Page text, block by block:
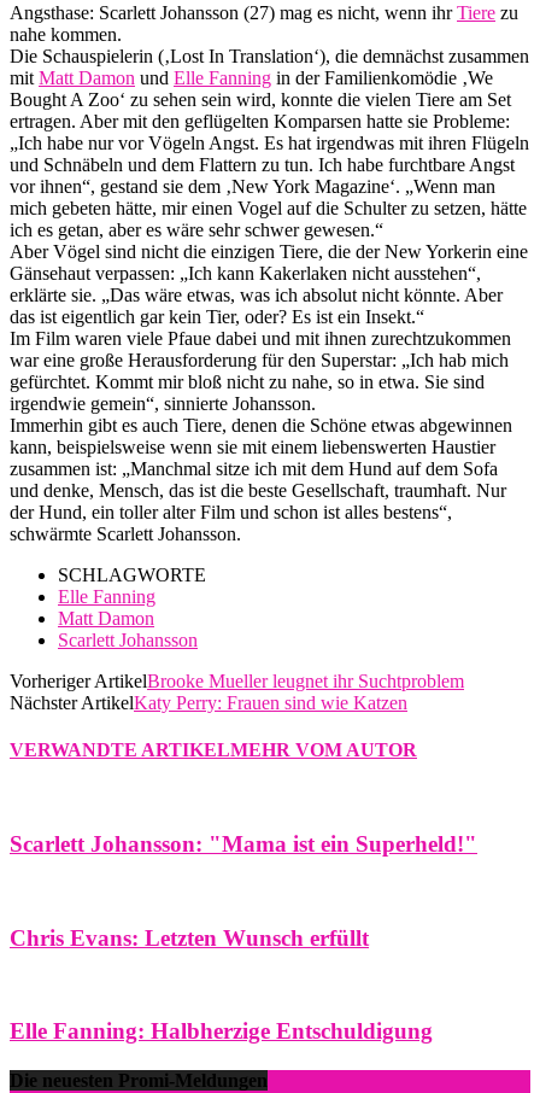
Angsthase: Scarlett Johansson (27) mag es nicht, wenn ihrTiere zu
nahe kommen.
Die Schauspielerin (‚Lost In Translation‘), die demnächst zusammen
mit Matt Damon und Elle Fanning in der Familienkomödie ‚We
Bought A Zoo‘ zu sehen sein wird, konnte die vielen Tiere am Set
ertragen. Aber mit den geflügelten Komparsen hatte sie Probleme:
„Ich habe nur vor Vögeln Angst. Es hat irgendwas mit ihren Flügeln
und Schnäbeln und dem Flattern zu tun. Ich habe furchtbare Angst
vor ihnen“, gestand sie dem ‚New York Magazine‘. „Wenn man
mich gebeten hätte, mir einen Vogel auf die Schulter zu setzen, hätte
ich es getan, aber es wäre sehr schwer gewesen.“
Aber Vögel sind nicht die einzigen Tiere, die der New Yorkerin eine
Gänsehaut verpassen: „Ich kann Kakerlaken nicht ausstehen“,
erklärte sie. „Das wäre etwas, was ich absolut nicht könnte. Aber
das ist eigentlich gar kein Tier, oder? Es ist ein Insekt.“
Im Film waren viele Pfaue dabei und mit ihnen zurechtzukommen
war eine große Herausforderung für den Superstar: „Ich hab mich
gefürchtet. Kommt mir bloß nicht zu nahe, so in etwa. Sie sind
irgendwie gemein“, sinnierte Johansson.
Immerhin gibt es auch Tiere, denen die Schöne etwas abgewinnen
kann, beispielsweise wenn sie mit einem liebenswerten Haustier
zusammen ist: „Manchmal sitze ich mit dem Hund auf dem Sofa
und denke, Mensch, das ist die beste Gesellschaft, traumhaft. Nur
der Hund, ein toller alter Film und schon ist alles bestens“,
schwärmte Scarlett Johansson.
SCHLAGWORTE
Elle Fanning
Matt Damon
Scarlett Johansson
Vorheriger ArtikelBrooke Mueller leugnet ihr Suchtproblem
Nächster ArtikelKaty Perry: Frauen sind wie Katzen
VERWANDTE ARTIKELMEHR VOM AUTOR
Scarlett Johansson: "Mama ist ein Superheld!"
Chris Evans: Letzten Wunsch erfüllt
Elle Fanning: Halbherzige Entschuldigung
Die neuesten Promi-Meldungen